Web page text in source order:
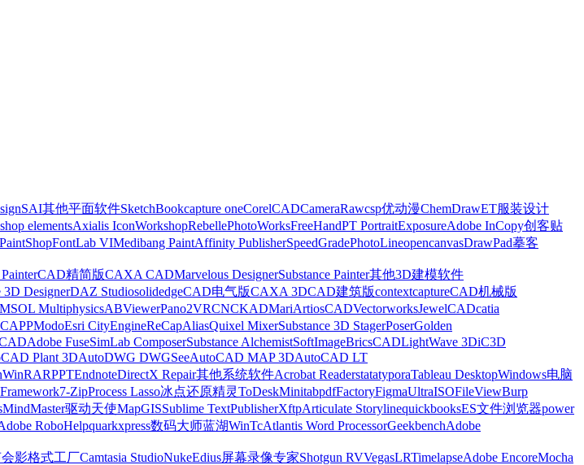
SAI其他平面软件SketchBookcapture oneCorelCADCameraRawcsp优动漫ChemDrawET服装设计
elementsAxialis IconWorkshopRebellePhotoWorksFreeHandPT PortraitExposureAdobe InCopy创客贴
FontLab VIMedibang PaintAffinity PublisherSpeedGradePhotoLineopencanvasDrawPad摹客
CAD精简版CAXA CADMarvelous DesignerSubstance Painter其他3D建模软件
3D DesignerDAZ StudiosolidedgeCAD电气版CAXA 3DCAD建筑版contextcaptureCAD机械版
MultiphysicsABViewerPano2VRCNCKADMariArtiosCADVectorworksJewelCADcatia
ModoEsri CityEngineReCapAliasQuixel MixerSubstance 3D StagerPoserGolden
Adobe FuseSimLab ComposerSubstance AlchemistSoftImageBricsCADLightWave 3DiC3D
Plant 3DAutoDWG DWGSeeAutoCAD MAP 3DAutoCAD LT
WinRARPPTEndnoteDirectX Repair其他系统软件Acrobat ReaderstatatyporaTableau DesktopWindows电脑
7-ZipProcess Lasso冰点还原精灵ToDeskMinitabpdfFactoryFigmaUltraISOFileViewBurp
MindMaster驱动天使MapGISSublime TextPublisherXftpArticulate StorylinequickbooksES文件浏览器power
RoboHelpquarkxpress数码大师蓝湖WinTcAtlantis Word ProcessorGeekbenchAdobe
影格式工厂Camtasia StudioNukeEdius屏幕录像专家Shotgun RVVegasLRTimelapseAdobe EncoreMocha